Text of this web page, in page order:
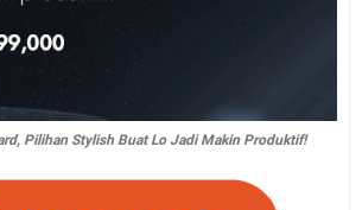
Pilihan Stylish Buat Lo Jadi Makin Produktif!